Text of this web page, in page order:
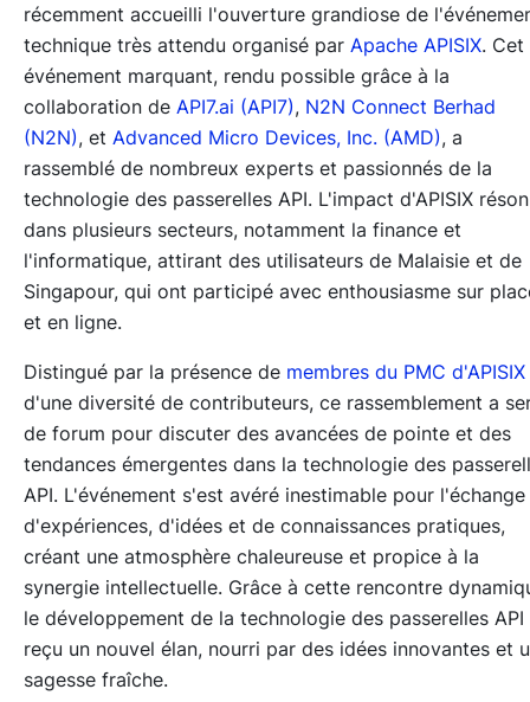
récemment accueilli l'ouverture grandiose de
technique très attendu organisé par Apache APISIX. Cet
événement marquant, rendu possible grâce à la
collaboration de API7.ai (API7), N2N Connect Berhad
(N2N), et Advanced Micro Devices, Inc. (AMD), a
rassemblé de nombreux experts et passionnés de la
technologie des passerelles API. L'impact d'APISIX
dans plusieurs secteurs, notamment la finance et
l'informatique, attirant des utilisateurs de Malaisie et de
Singapour, qui ont participé avec enthousiasme sur
et en ligne.
Distingué par la présence de membres du PMC d'APISIX
d'une diversité de contributeurs, ce rassemblement a
de forum pour discuter des avancées de pointe et des
tendances émergentes dans la technologie des
API. L'événement s'est avéré inestimable pour l'échange
d'expériences, d'idées et de connaissances pratiques,
créant une atmosphère chaleureuse et propice à la
synergie intellectuelle. Grâce à cette rencontre
le développement de la technologie des passerelles API
reçu un nouvel élan, nourri par des idées innovantes et
sagesse fraîche.